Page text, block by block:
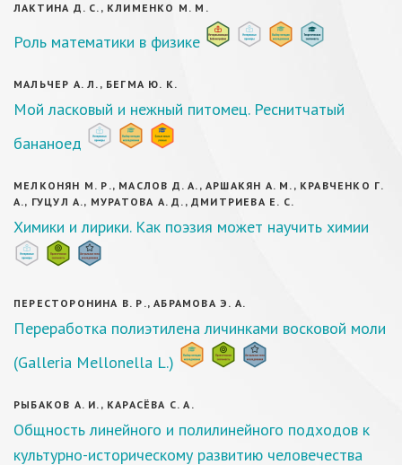
ЛАКТИНА Д. С., КЛИМЕНКО М. М.
Роль математики в физике
МАЛЬЧЕР А. Л., БЕГМА Ю. К.
Мой ласковый и нежный питомец. Реснитчатый
бананоед
МЕЛКОНЯН М. Р., МАСЛОВ Д. А., АРШАКЯН А. М., КРАВЧЕНКО Г.
А., ГУЦУЛ А., МУРАТОВА А. Д., ДМИТРИЕВА Е. С.
Химики и лирики. Как поэзия может научить химии
ПЕРЕСТОРОНИНА В. Р., АБРАМОВА Э. А.
Переработка полиэтилена личинками восковой моли
(Galleria Mellonella L.)
РЫБАКОВ А. И., КАРАСЁВА С. А.
Общность линейного и полилинейного подходов к
культурно-историческому развитию человечества